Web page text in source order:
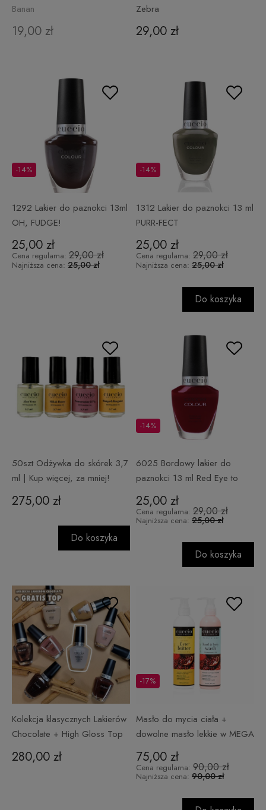
Banan
19,00 zł
Zebra
29,00 zł
1292 Lakier do paznokci 13ml
OH, FUDGE!
25,00 zł
-14%
Cena regularna: 29,00 zł
Najniższa cena: 25,00 zł
1312 Lakier do paznokci 13 ml
PURR-FECT
25,00 zł
-14%
Cena regularna: 29,00 zł
Najniższa cena: 25,00 zł
Do koszyka
50szt Odżywka do skórek 3,7
ml | Kup więcej, za mniej!
275,00 zł
Do koszyka
6025 Bordowy lakier do
paznokci 13 ml Red Eye to
Shanghai
25,00 zł
-14%
Cena regularna: 29,00 zł
Najniższa cena: 25,00 zł
Do koszyka
Kolekcja klasycznych Lakierów
Chocolate + High Gloss Top
GRATIS!
280,00 zł
Masło do mycia ciała +
dowolne masło lekkie w MEGA
CENIE!
75,00 zł
-17%
Cena regularna: 90,00 zł
Najniższa cena: 90,00 zł